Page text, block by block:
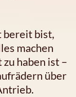
bereit bist,
machen
haben ist –
über